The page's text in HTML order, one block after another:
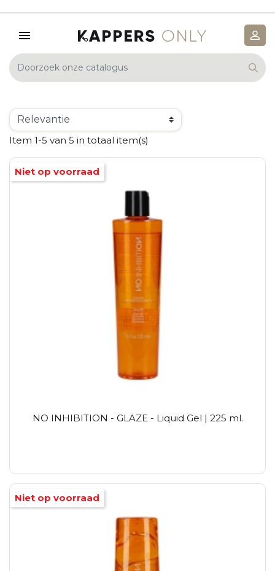
Item 1-5 van 5 in totaal item(s)
NO INHIBITION - GLAZE - Liquid Gel | 225 ml.
Niet op voorraad
Niet op voorraad